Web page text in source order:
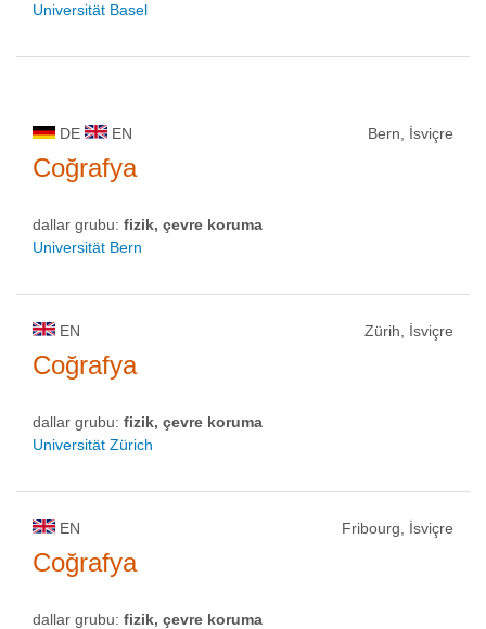
Universität Basel
DE EN Bern, İsviçre
Coğrafya
dallar grubu: fizik, çevre koruma
Universität Bern
EN Zürih, İsviçre
Coğrafya
dallar grubu: fizik, çevre koruma
Universität Zürich
EN Fribourg, İsviçre
Coğrafya
dallar grubu: fizik, çevre koruma